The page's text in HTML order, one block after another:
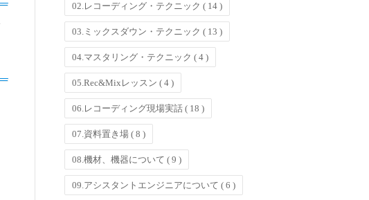
02.レコーディング・テクニック ( 14 )
03.ミックスダウン・テクニック ( 13 )
04.マスタリング・テクニック ( 4 )
05.Rec&Mixレッスン ( 4 )
06.レコーディング現場実話 ( 18 )
07.資料置き場 ( 8 )
08.機材、機器について ( 9 )
09.アシスタントエンジニアについて ( 6 )